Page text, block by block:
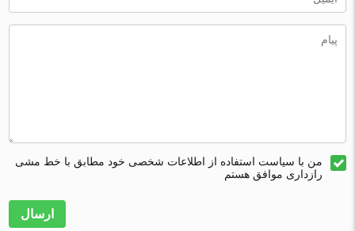
من با سیاست استفاده از اطلاعات شخصی خود مطابق با خط مشی
رازداری موافق هستم
ارسال